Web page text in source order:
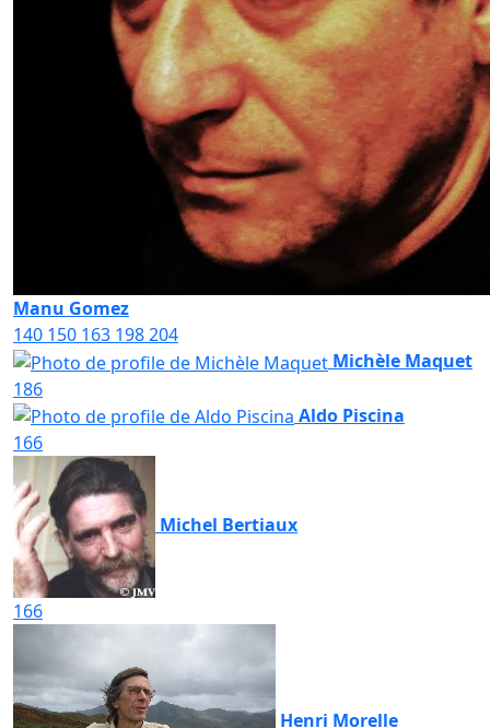
Manu Gomez
140 150 163 198204
Michèle Maquet
186
Aldo Piscina
166
Michel Bertiaux
166
Henri Morelle